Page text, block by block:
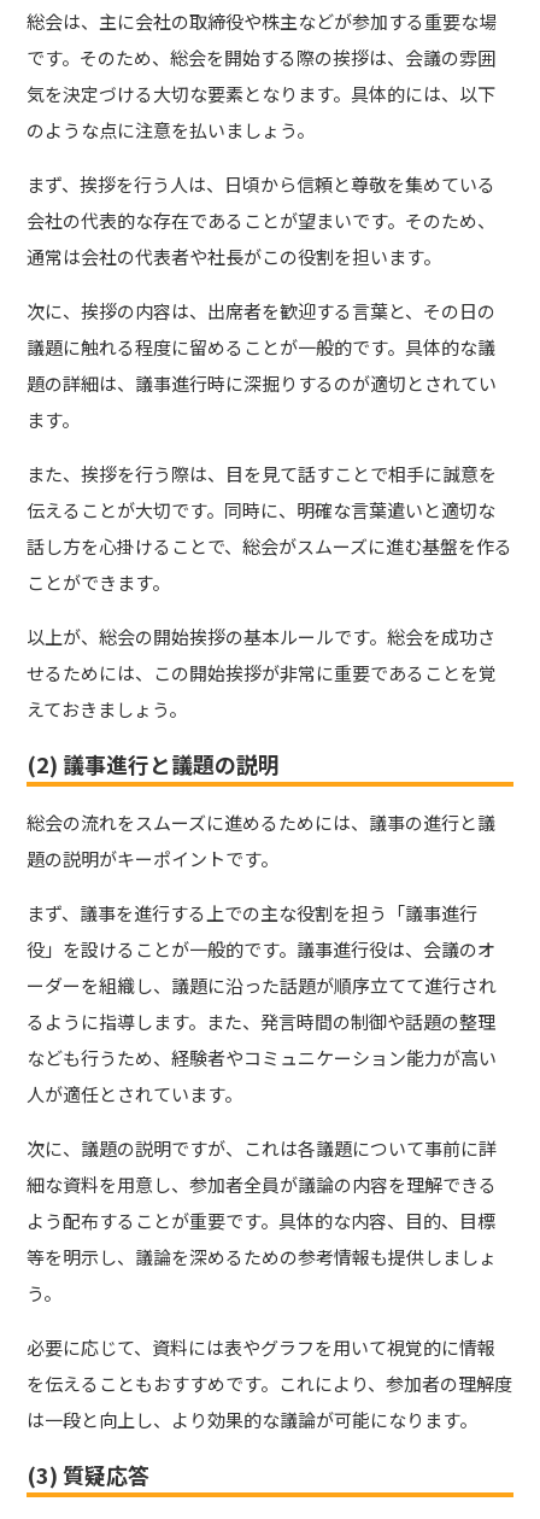
総会は、主に会社の取締役や株主などが参加する重要な場
です。そのため、総会を開始する際の挨拶は、会議の雰囲
気を決定づける大切な要素となります。具体的には、以下
のような点に注意を払いましょう。
まず、挨拶を行う人は、日頃から信頼と尊敬を集めている
会社の代表的な存在であることが望まいです。そのため、
通常は会社の代表者や社長がこの役割を担います。
次に、挨拶の内容は、出席者を歓迎する言葉と、その日の
議題に触れる程度に留めることが一般的です。具体的な議
題の詳細は、議事進行時に深掘りするのが適切とされてい
ます。
また、挨拶を行う際は、目を見て話すことで相手に誠意を
伝えることが大切です。同時に、明確な言葉遣いと適切な
話し方を心掛けることで、総会がスムーズに進む基盤を作る
ことができます。
以上が、総会の開始挨拶の基本ルールです。総会を成功さ
せるためには、この開始挨拶が非常に重要であることを覚
えておきましょう。
(2) 議事進行と議題の説明
総会の流れをスムーズに進めるためには、議事の進行と議
題の説明がキーポイントです。
まず、議事を進行する上での主な役割を担う「議事進行
役」を設けることが一般的です。議事進行役は、会議のオ
ーダーを組織し、議題に沿った話題が順序立てて進行され
るように指導します。また、発言時間の制御や話題の整理
なども行うため、経験者やコミュニケーション能力が高い
人が適任とされています。
次に、議題の説明ですが、これは各議題について事前に詳
細な資料を用意し、参加者全員が議論の内容を理解できる
よう配布することが重要です。具体的な内容、目的、目標
等を明示し、議論を深めるための参考情報も提供しましょ
う。
必要に応じて、資料には表やグラフを用いて視覚的に情報
を伝えることもおすすめです。これにより、参加者の理解度
は一段と向上し、より効果的な議論が可能になります。
(3) 質疑応答